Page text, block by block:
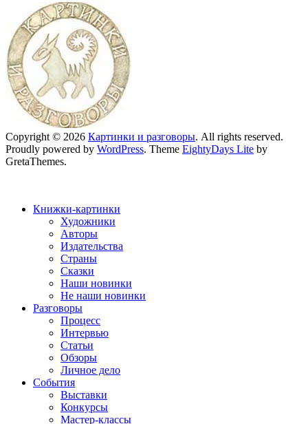
Copyright © 2026 Картинки и разговоры. All rights reserved.
Proudly powered by WordPress. Theme EightyDays Lite by
GretaThemes.
Книжки-картинки
Художники
Авторы
Издательства
Страны
Сказки
Наши новинки
Не наши новинки
Разговоры
Процесс
Интервью
Статьи
Обзоры
Личное дело
События
Выставки
Конкурсы
Мастер-классы